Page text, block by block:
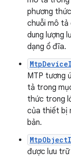
phương
chuỗi mô tả
dung lượng
dạng ổ đĩa.
MTP tương
tả trong
thức trong
của thiết bị
bản.
được lưu trữ